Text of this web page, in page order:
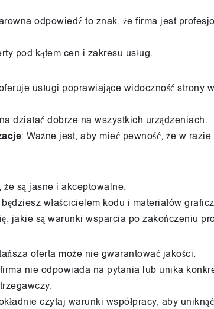
odpowiedź to znak, że firma jest
pod kątem cen i zakresu usług.
usługi poprawiające widoczność strony
działać dobrze na wszystkich urządzeniach.
: Ważne jest, aby mieć pewność, że w
że są jasne i akceptowalne.
właścicielem kodu i materiałów
jakie są warunki wsparcia po zakończeniu
oferta może nie gwarantować jakości.
nie odpowiada na pytania lub unika
czytaj warunki współpracy, aby uniknąć